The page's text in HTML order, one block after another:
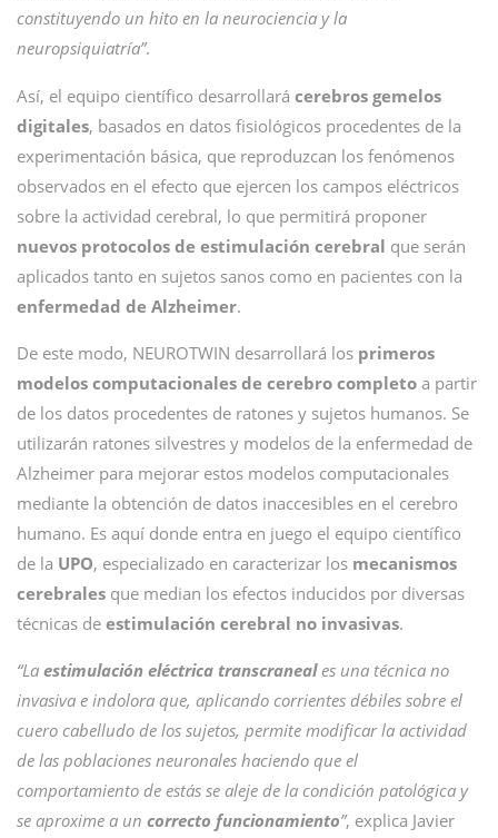
constituyendo un hito en la neurociencia y la
neuropsiquiatría”.
Así, el equipo científico desarrollará cerebros gemelos
digitales, basados en datos fisiológicos procedentes de la
experimentación básica, que reproduzcan los fenómenos
observados en el efecto que ejercen los campos eléctricos
sobre la actividad cerebral, lo que permitirá proponer
nuevos protocolos de estimulación cerebral que serán
aplicados tanto en sujetos sanos como en pacientes con la
enfermedad de Alzheimer.
De este modo, NEUROTWIN desarrollará los primeros
modelos computacionales de cerebro completo a partir
de los datos procedentes de ratones y sujetos humanos. Se
utilizarán ratones silvestres y modelos de la enfermedad de
Alzheimer para mejorar estos modelos computacionales
mediante la obtención de datos inaccesibles en el cerebro
humano. Es aquí donde entra en juego el equipo científico
de la UPO, especializado en caracterizar los mecanismos
cerebrales que median los efectos inducidos por diversas
técnicas de estimulación cerebral no invasivas.
“La estimulación eléctrica transcraneales una técnica no
invasiva e indolora que, aplicando corrientes débiles sobre el
cuero cabelludo de los sujetos, permite modificar la actividad
de las poblaciones neuronales haciendo que el
comportamiento de estás se aleje de la condición patológica y
se aproxime a un correcto funcionamiento”, explica Javier